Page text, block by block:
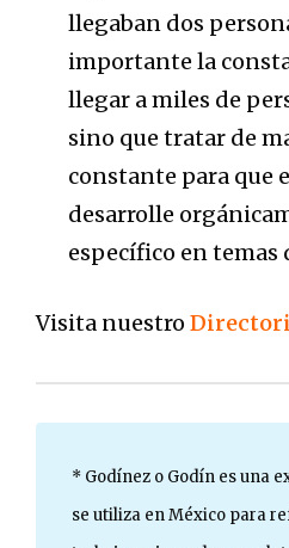
llegaban dos
importante la
llegar a miles de
sino que tratar de
constante para que
desarrolle
específico en temas
Visita nuestro
* Godínez o Godín es una
se utiliza en México para